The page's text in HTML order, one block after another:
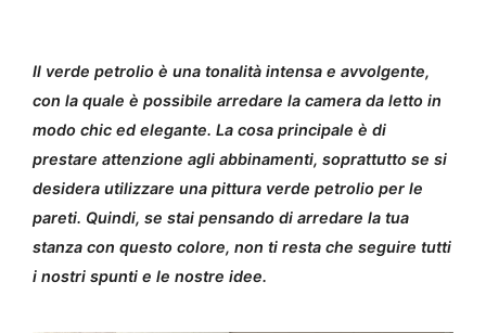
Il verde petrolio è una tonalità intensa e avvolgente,
con la quale è possibile arredare la camera da letto in
modo chic ed elegante. La cosa principale è di
prestare attenzione agli abbinamenti, soprattutto se si
desidera utilizzare una pittura verde petrolio per le
pareti. Quindi, se stai pensando di arredare la tua
stanza con questo colore, non ti resta che seguire tutti
i nostri spunti e le nostre idee.